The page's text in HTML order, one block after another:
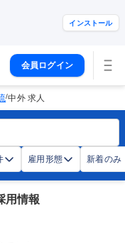
インストール
会員ログイン
/中外 求人
雇用形態 新着のみ
用情報